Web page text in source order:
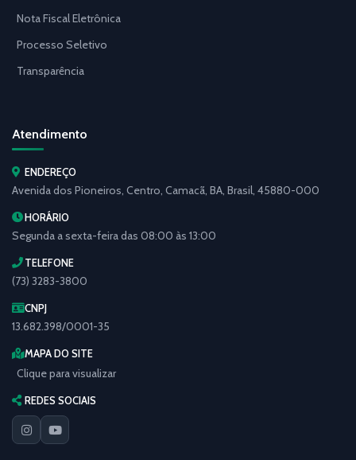
Nota Fiscal Eletrônica
Processo Seletivo
Transparência
Atendimento
ENDEREÇO
Avenida dos Pioneiros, Centro, Camacã, BA, Brasil, 45880-000
HORÁRIO
Segunda a sexta-feira das 08:00 às 13:00
TELEFONE
(73) 3283-3800
CNPJ
13.682.398/0001-35
MAPA DO SITE
Clique para visualizar
REDES SOCIAIS